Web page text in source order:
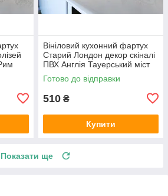
Вініловий кухонний фартух
Старий Лондон декор скіналі
ПВХ Англія Тауерський міст
ретро Бежевий 600х2000 мм
Готово до відправки
510 ₴
Купити
Показати ще